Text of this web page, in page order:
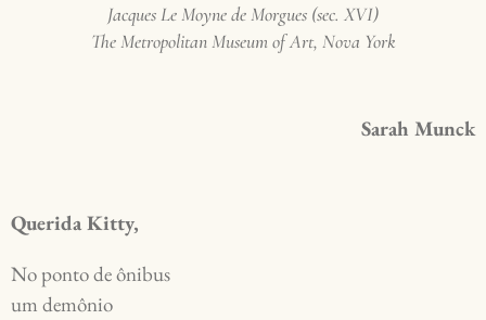
Jacques Le Moyne de Morgues (sec. XVI)
The Metropolitan Museum of Art, Nova York
Sarah Munck
Querida Kitty,
No ponto de ônibus
um demônio